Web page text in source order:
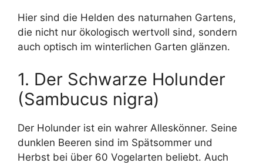
Hier sind die Helden des naturnahen Gartens,
die nicht nur ökologisch wertvoll sind, sondern
auch optisch im winterlichen Garten glänzen.
1. Der Schwarze Holunder
(Sambucus nigra)
Der Holunder ist ein wahrer Alleskönner. Seine
dunklen Beeren sind im Spätsommer und
Herbst bei über 60 Vogelarten beliebt. Auch